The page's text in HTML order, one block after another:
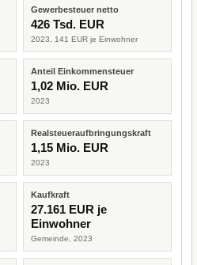
Gewerbesteuer netto
426 Tsd. EUR
2023, 141 EUR je Einwohner
Anteil Einkommensteuer
1,02 Mio. EUR
2023
Realsteueraufbringungskraft
1,15 Mio. EUR
2023
Kaufkraft
27.161 EUR je
Einwohner
Gemeinde, 2023